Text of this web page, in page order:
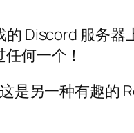
Discord 服务器
何一个！
另一种有趣的